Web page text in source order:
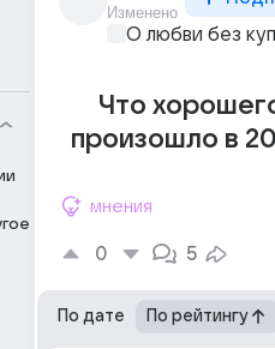
Изменено
О любви без
Что
произошло в
мнения
0 5
По дате По рейтингу